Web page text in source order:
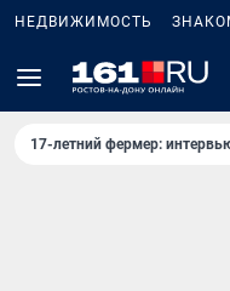
НЕДВИЖИМОСТЬ
17-летний фермер: